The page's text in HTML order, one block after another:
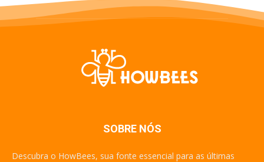
SOBRE NÓS
Descubra o HowBees, sua fonte essencial para as últimas